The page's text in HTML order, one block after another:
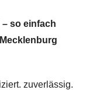
so einfach
zuverlässig.